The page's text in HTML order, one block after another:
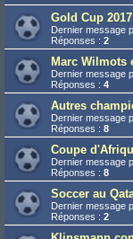
Gold Cup 2017
Dernier message
Réponses : 2
Marc Wilmots
Dernier message
Réponses : 4
Autres
Dernier message
Réponses : 8
Coupe
Dernier message
Réponses : 8
Soccer au
Dernier message
Réponses : 2